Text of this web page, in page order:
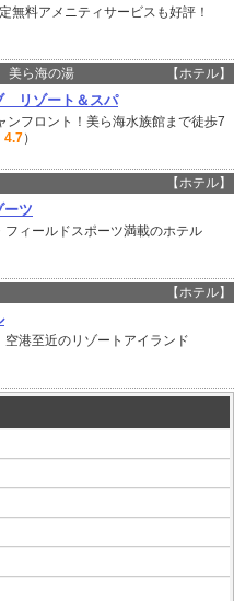
無料アメニティサービスも好評！
美ら海の湯 【ホテル】
リゾート＆スパ
ンフロント！美ら海水族館まで徒歩7
4.7）
【ホテル】
ーツ
フィールドスポーツ満載のホテル
【ホテル】
空港至近のリゾートアイランド